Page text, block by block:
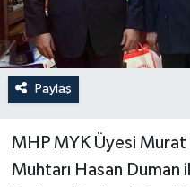
Paylaş
MHP MYK Üyesi
Muhtarı Hasan Duman
Dergim